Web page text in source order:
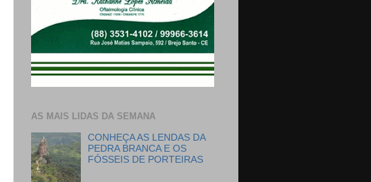
AS MAIS LIDAS DA SEMANA
CONHEÇA AS LENDAS DA
PEDRA BRANCA E OS
FÓSSEIS DE PORTEIRAS